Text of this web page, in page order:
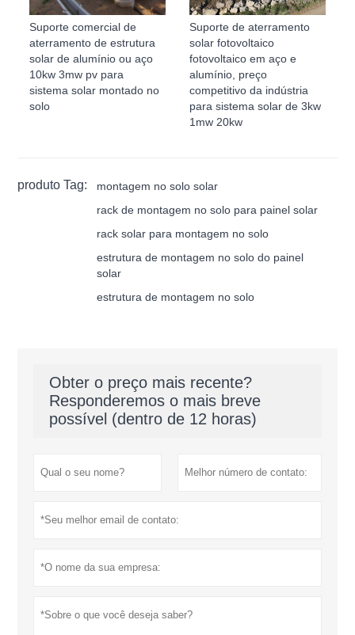
Suporte comercial de
aterramento de estrutura
solar de alumínio ou aço
10kw 3mw pv para
sistema solar montado no
solo
Suporte de aterramento
solar fotovoltaico
fotovoltaico em aço e
alumínio, preço
competitivo da indústria
para sistema solar de 3kw
1mw 20kw
produto Tag:
montagem no solo solar
rack de montagem no solo para painel solar
rack solar para montagem no solo
estrutura de montagem no solo do painel
solar
estrutura de montagem no solo
Obter o preço mais recente?
Responderemos o mais breve
possível (dentro de 12 horas)